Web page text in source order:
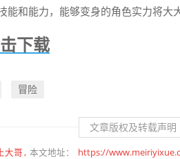
能和能力，能够变身的角色实力将大
下载
冒险
文章版权及转载声明
大哥 本文地址： https://